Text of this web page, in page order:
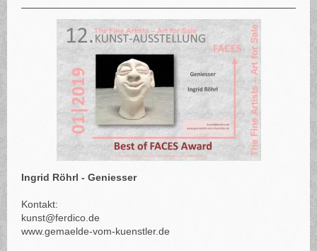
Ingrid Röhrl - Geniesser
Kontakt:
kunst@ferdico.de
www.gemaelde-vom-kuenstler.de